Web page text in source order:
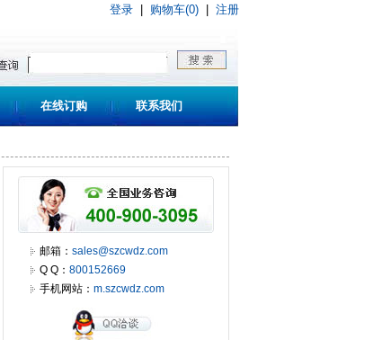
登录 购物车(0) 注册
在线订购 联系我们
邮箱： sales@szcwdz.com
Q Q： 800152669
手机网站： m.szcwdz.com